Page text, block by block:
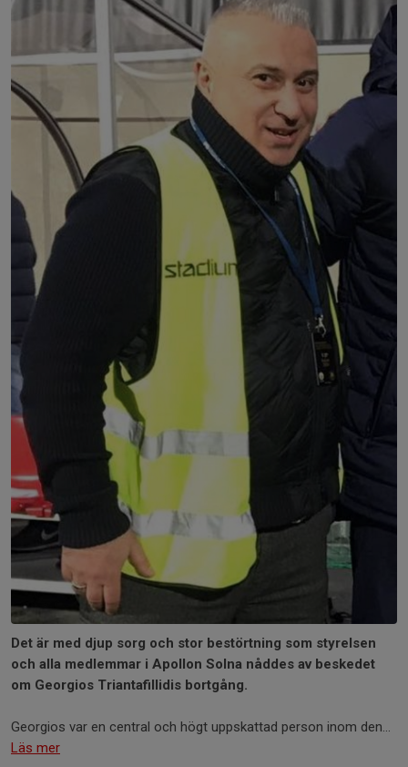
Det är med djup sorg och stor bestörtning som styrelsen
och alla medlemmar i Apollon Solna nåddes av beskedet
om Georgios Triantafillidis bortgång.
Georgios var en central och högt uppskattad person inom den...
Läs mer